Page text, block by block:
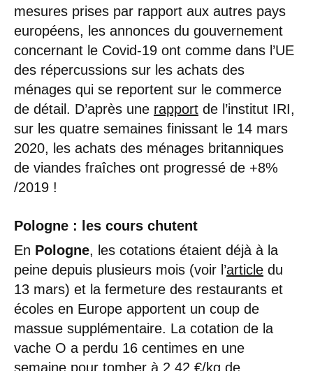
mesures prises par rapport aux autres pays
européens, les annonces du gouvernement
concernant le Covid-19 ont comme dans l’UE
des répercussions sur les achats des
ménages qui se reportent sur le commerce
de détail. D’après une rapport de l’institut IRI,
sur les quatre semaines finissant le 14 mars
2020, les achats des ménages britanniques
de viandes fraîches ont progressé de +8%
/2019 !
Pologne : les cours chutent
En Pologne, les cotations étaient déjà à la
peine depuis plusieurs mois (voir l’article du
13 mars) et la fermeture des restaurants et
écoles en Europe apportent un coup de
massue supplémentaire. La cotation de la
vache O a perdu 16 centimes en une
semaine pour tomber à 2,42 €/kg de